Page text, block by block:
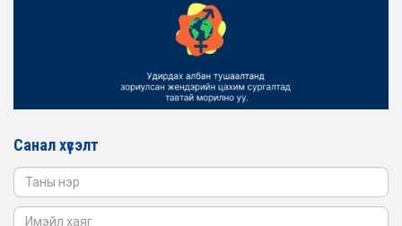
ЖЕНДЭРИЙН ҮНДЭСНИЙ ХОРООНЫ АЖЛЫН АЛБАНЫ
ТӨЛӨӨЛӨЛ БАТЛАН ХАМГААЛАХ ЯАМАНД
Санал хүсэлт